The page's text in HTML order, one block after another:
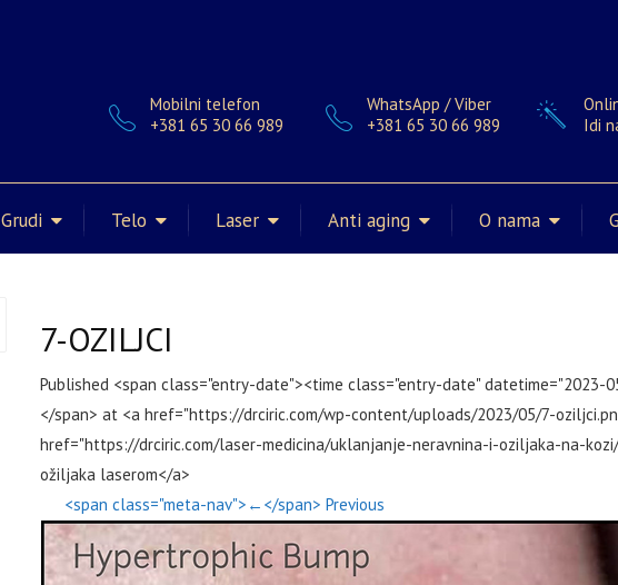
Idi
WhatsApp / Viber
+381 65 30 66 989
Mobilni telefon
+381 65 30 66 989
Grudi Telo Laser Anti aging O nama
7-OZILJCI
Published <span class="entry-date"><time class="entry-date" datetime="2023-
</span> at <a href="https://drciric.com/wp-content/uploads/2023/05/7-
href="https://drciric.com/laser-medicina/uklanjanje-neravnina-i-oziljaka-na-
ožiljaka laserom</a>
<span class="meta-nav">←</span> Previous